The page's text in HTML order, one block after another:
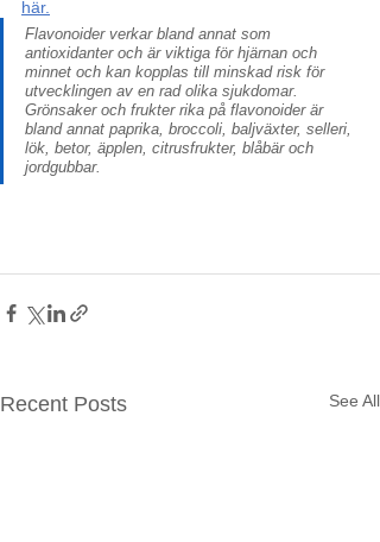
här.
Flavonoider verkar bland annat som
antioxidanter och är viktiga för hjärnan och
minnet och kan kopplas till minskad risk för
utvecklingen av en rad olika sjukdomar.
Grönsaker och frukter rika på flavonoider är
bland annat paprika, broccoli, baljväxter, selleri,
lök, betor, äpplen, citrusfrukter, blåbär och
jordgubbar.
Recent Posts See All